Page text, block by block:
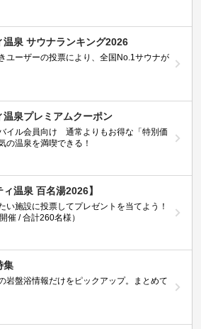
温泉 サウナランキング2026
ユーザーの投票により、全国No.1サウナが
温泉プレミアムクーポン
イル会員向け 通常よりもお得な「特別価
の温泉を満喫できる！
ィ温泉 百名湯2026】
い施設に投票してプレゼントを当てよう！
催 / 合計260名様）
集
岩盤浴情報だけをピックアップ。まとめて